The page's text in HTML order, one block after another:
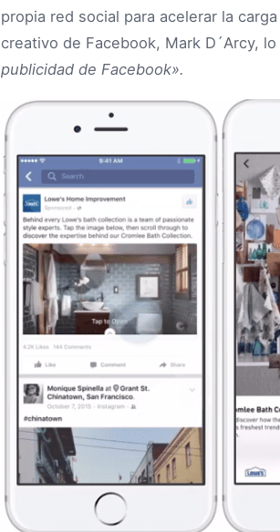
propia red social para acelerar la
creativo de Facebook, Mark D´Arcy,
publicidad de Facebook».